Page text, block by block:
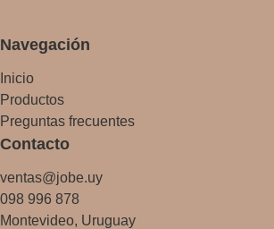
Navegación
Inicio
Productos
Preguntas frecuentes
Contacto
ventas@jobe.uy
098 996 878
Montevideo, Uruguay